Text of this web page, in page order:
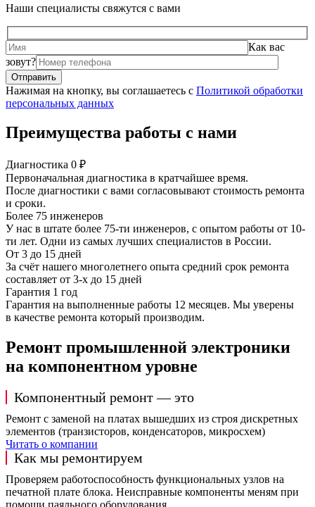
Наши специалисты свяжутся с вами
Как вас
зовут?
Нажимая на кнопку, вы соглашаетесь с Политикой обработки
персональных данных
Преимущества работы с нами
Диагностика 0 ₽
Первоначальная диагностика в кратчайшее время.
После диагностики с вами согласовывают стоимость ремонта
и сроки.
Более 75 инженеров
У нас в штате более 75-ти инженеров, с опытом работы от 10-
ти лет. Одни из самых лучших специалистов в России.
От 3 до 15 дней
За счёт нашего многолетнего опыта средний срок ремонта
составляет от 3-х до 15 дней
Гарантия 1 год
Гарантия на выполненные работы 12 месяцев. Мы уверены
в качестве ремонта который производим.
Ремонт промышленной электроники
на компонентном уровне
Компонентный ремонт — это
Ремонт с заменой на платах вышедших из строя дискретных
элементов (транзисторов, конденсаторов, микросхем)
Читать о компании
Как мы ремонтируем
Проверяем работоспособность функциональных узлов на
печатной плате блока. Неисправные компоненты меням при